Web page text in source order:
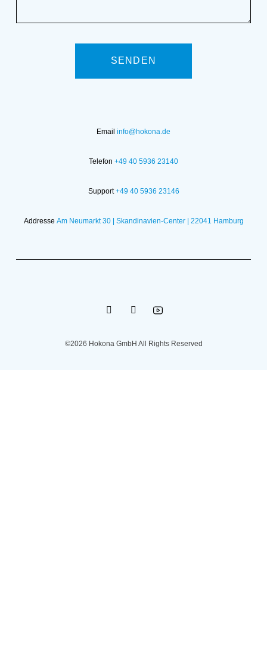
SENDEN
Email info@hokona.de
Telefon +49 40 5936 23140
Support+49 40 5936 23146
Addresse Am Neumarkt 30 | Skandinavien-Center | 22041 Hamburg
©2026 Hokona GmbH All Rights Reserved